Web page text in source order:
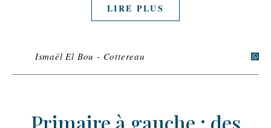
LIRE PLUS
Ismaël El Bou - Cottereau
Primaire à gauche : des